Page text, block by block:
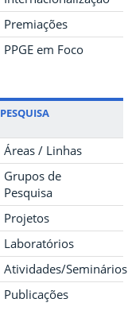
Premiações
PPGE em Foco
PESQUISA
Áreas / Linhas
Grupos de
Pesquisa
Projetos
Laboratórios
Atividades/Seminários
Publicações